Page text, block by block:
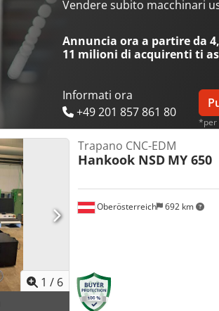
macchina: Djdpfoy R Npvsx Amasck
3Ø 380V 50~60Hz (modificabile) Corrente
pneumatica richiesta: 5 bar Sistema di
Vendere subito macchinari
Annuncia ora a partire da
11 milioni di acquirenti ti
Informati ora
+49 201 857 861 80
*per
1 / 6
Oberösterreich 692 km
Trapano CNC-EDM
Hankook NSD MY 650